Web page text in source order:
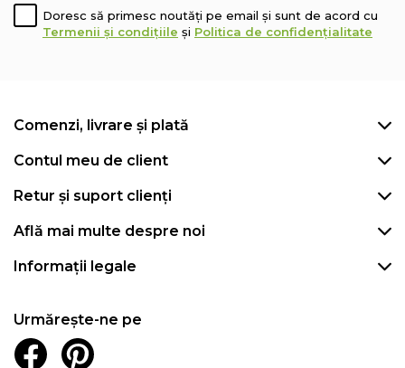
Doresc să primesc noutăți pe email și sunt de acord cu
Termenii și condițiile și Politica de confidențialitate
Comenzi, livrare și plată
Contul meu de client
Retur și suport clienți
Află mai multe despre noi
Informații legale
Urmărește-ne pe